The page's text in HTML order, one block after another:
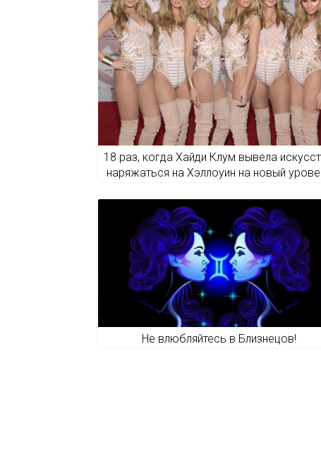
18 раз, когда Хайди Клум вывела
наряжаться на Хэллоуин на новый
Не влюбляйтесь в Близнецов!